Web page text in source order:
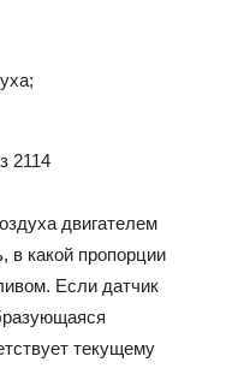
двигателем
в какой пропорции
Если датчик
текущему